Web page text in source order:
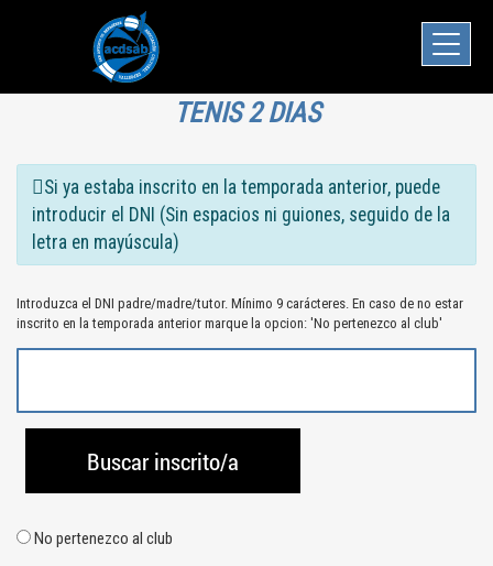
TENIS 2 DIAS
Si ya estaba inscrito en la temporada anterior, puede
introducir el DNI (Sin espacios ni guiones, seguido de la
letra en mayúscula)
Introduzca el DNI padre/madre/tutor. Mínimo 9 carácteres. En caso de no estar
inscrito en la temporada anterior marque la opcion: 'No pertenezco al club'
Buscar inscrito/a
No pertenezco al club